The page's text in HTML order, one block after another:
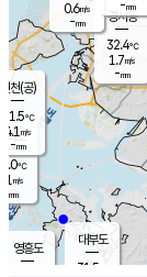
의도
℃
m/s
mm
영흥도
대부도
31.5
경서동
32.4℃
1.7m/s
-mm
0.6m/s
-mm
-mm
인천(공)
31.5℃
4.1 m/s
-mm